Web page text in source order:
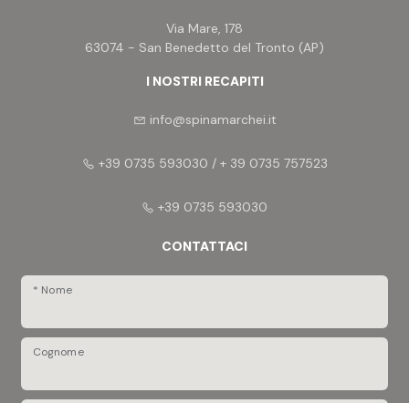
Via Mare, 178
63074 - San Benedetto del Tronto (AP)
I NOSTRI RECAPITI
info@spinamarchei.it
+39 0735 593030 / + 39 0735 757523
+39 0735 593030
CONTATTACI
* Nome
Cognome